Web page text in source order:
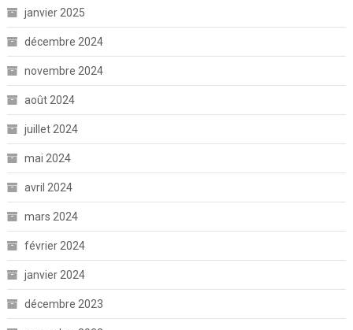
janvier 2025
décembre 2024
novembre 2024
août 2024
juillet 2024
mai 2024
avril 2024
mars 2024
février 2024
janvier 2024
décembre 2023